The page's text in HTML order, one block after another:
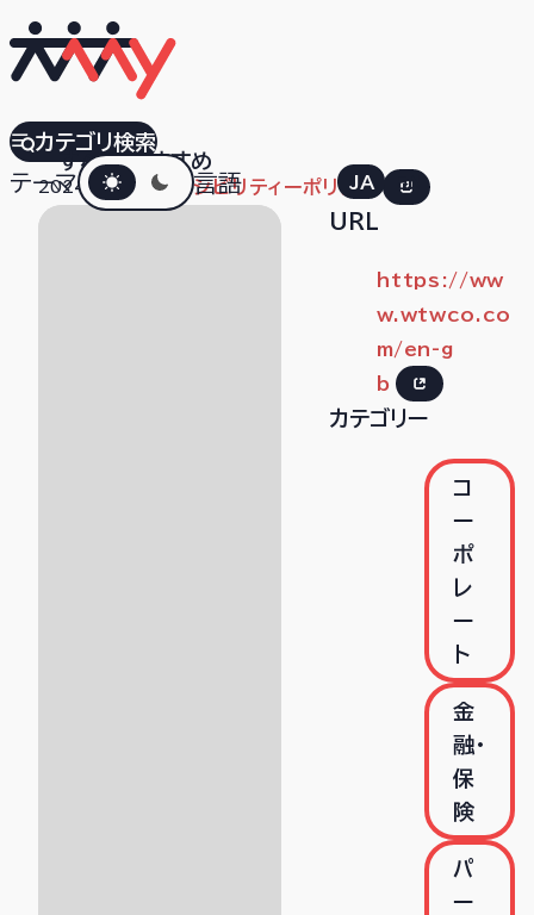
すべておすすめ
テーマダークモード言語 JA EN
カテゴリ検索
WTW
2024.07.18 アクセシビリティーポリシー
URL
https://ww
w.wtwco.co
m/en-g
b
カテゴリー
コ
ー
ポ
レ
ー
ト
金
融・
保
険
パ
ー